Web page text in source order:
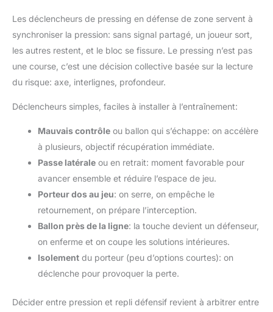
Les déclencheurs de pressing en défense de zone servent à
synchroniser la pression: sans signal partagé, un joueur sort,
les autres restent, et le bloc se fissure. Le pressing n’est pas
une course, c’est une décision collective basée sur la lecture
du risque: axe, interlignes, profondeur.
Déclencheurs simples, faciles à installer à l’entraînement:
Mauvais contrôle ou ballon qui s’échappe: on accélère
à plusieurs, objectif récupération immédiate.
Passe latérale ou en retrait: moment favorable pour
avancer ensemble et réduire l’espace de jeu.
Porteur dos au jeu: on serre, on empêche le
retournement, on prépare l’interception.
Ballon près de la ligne: la touche devient un défenseur,
on enferme et on coupe les solutions intérieures.
Isolement du porteur (peu d’options courtes): on
déclenche pour provoquer la perte.
Décider entre pression et repli défensif revient à arbitrer entre